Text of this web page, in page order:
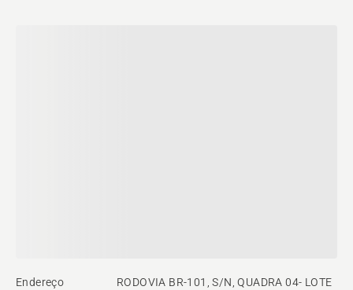
Endereço
RODOVIA BR-101, S/N, QUADRA 04- LOTE